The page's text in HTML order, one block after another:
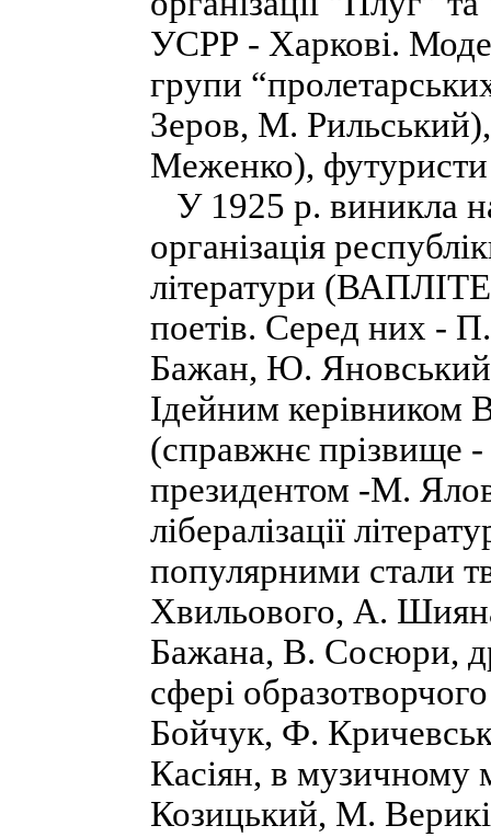
УСРР - Харкові.
групи
Зеров, М.
Меженко),
У 1925 р. виникла
організація
літератури
поетів. Серед них
Бажан, Ю.
Ідейним
(справжнє прізвище
президентом -М.
лібералізації
популярними стали
Хвильового, А.
Бажана, В. Сосюри,
сфері
Бойчук, Ф.
Касіян, в музичному
Козицький, М.